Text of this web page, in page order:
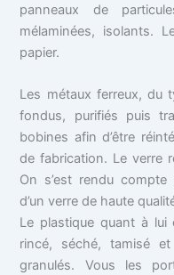
panneaux de
mélaminées, isolants.
papier.
Les métaux ferreux, du
fondus, purifiés puis
bobines afin d’être
de fabrication. Le verre
On s’est rendu
d’un verre de haute
Le plastique quant à lui
rincé, séché, tamisé et
granulés. Vous les